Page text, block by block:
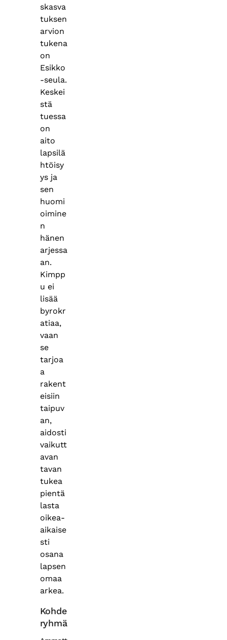
skasva
tuksen
arvion
tukena
on
Esikko
-seula.
Keskei
stä
tuessa
on
aito
lapsilä
htöisy
ys ja
sen
huomi
oimine
n
hänen
arjessa
an.
Kimpp
u ei
lisää
byrokr
atiaa,
vaan
se
tarjoa
a
rakent
eisiin
taipuv
an,
aidosti
vaikutt
avan
tavan
tukea
pientä
lasta
oikea-
aikaise
sti
osana
lapsen
omaa
arkea.
Kohde
ryhmä